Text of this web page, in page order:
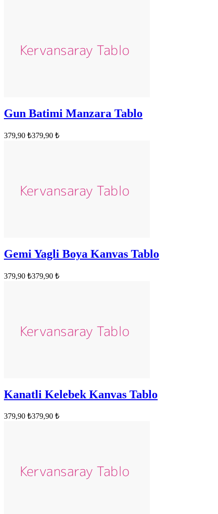
Gun Batimi Manzara Tablo
379,90 ₺379,90 ₺
Gemi Yagli Boya Kanvas Tablo
379,90 ₺379,90 ₺
Kanatli Kelebek Kanvas Tablo
379,90 ₺379,90 ₺